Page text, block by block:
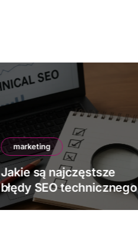
marketing
Jakie są najczęstsze
błędy SEO technicznego